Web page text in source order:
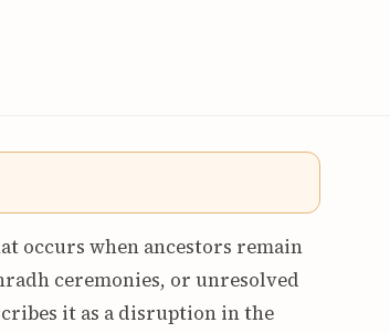
occurs when ancestors remain
ceremonies, or unresolved
it as a disruption in the